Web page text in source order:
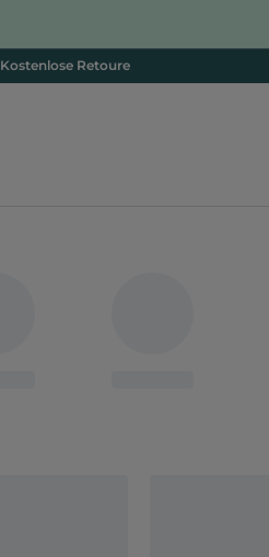
Kostenlose Retoure